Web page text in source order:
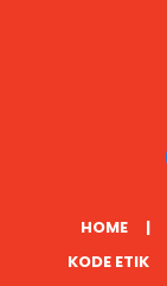
HOME
KODE ETIK